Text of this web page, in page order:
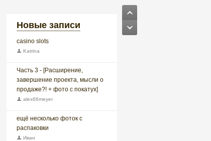
Новые записи
casino slots
Katrina
Часть 3 - [Расширение,
завершение проекта, мысли о
продаже?! + фото с покатух]
alex66meyer
ещё несколько фоток с
распаковки
Иван